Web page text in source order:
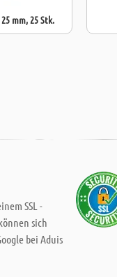
mm, 25 Stk.
SSL -
sich
bei Aduis